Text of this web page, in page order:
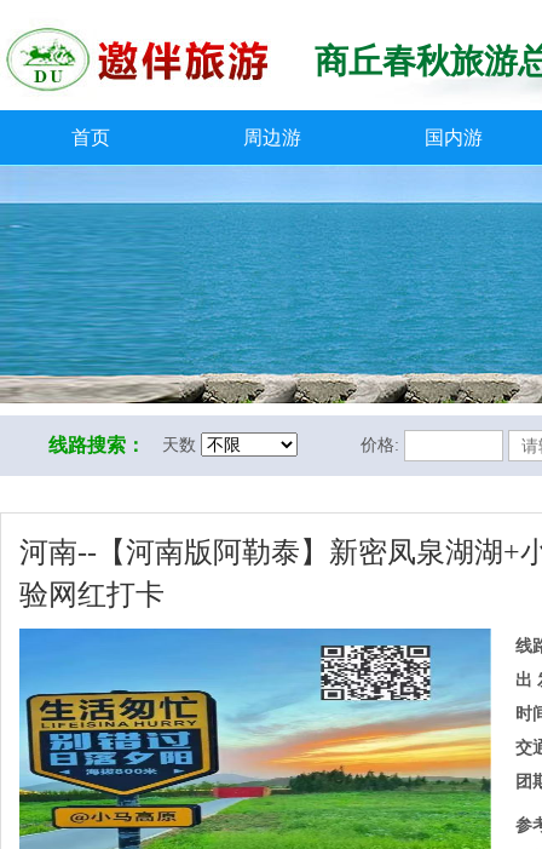
商丘春秋旅游
首页 周边游 国内游
线路搜索： 天数 价格:
河南--【河南版阿勒泰】新密凤泉湖湖+
验网红打卡
线
出
时
交
团
参